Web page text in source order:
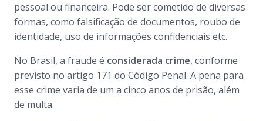
pessoal ou financeira. Pode ser cometido de diversas
formas, como falsificação de documentos, roubo de
identidade, uso de informações confidenciais etc.
No Brasil, a fraude é considerada crime, conforme
previsto no artigo 171 do Código Penal. A pena para
esse crime varia de um a cinco anos de prisão, além
de multa.